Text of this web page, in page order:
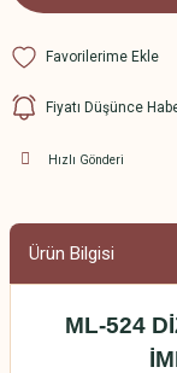
Fiyatı Düşünce
Hızlı Gönderi
Ürün Bilgisi
ML-524